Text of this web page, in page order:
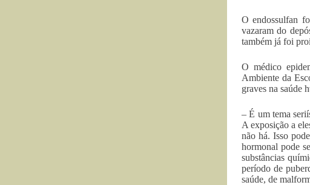
O endossulfan
vazaram do
também já foi
O médico
Ambiente da
graves na saúde
– É um tema
A exposição a
não há. Isso
hormonal pode
substâncias
período de
saúde, de